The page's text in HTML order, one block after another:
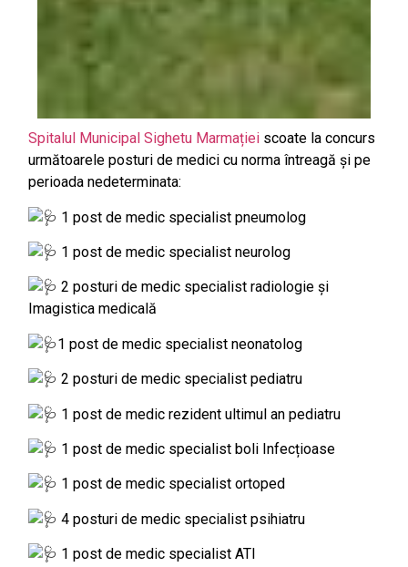
Spitalul Municipal Sighetu Marmației scoate la concurs
următoarele posturi de medici cu norma întreagă și pe
perioada nedeterminata:
1 post de medic specialist pneumolog
1 post de medic specialist neurolog
2 posturi de medic specialist radiologie și
Imagistica medicală
1 post de medic specialist neonatolog
2 posturi de medic specialist pediatru
1 post de medic rezident ultimul an pediatru
1 post de medic specialist boli Infecțioase
1 post de medic specialist ortoped
4 posturi de medic specialist psihiatru
1 post de medic specialist ATI